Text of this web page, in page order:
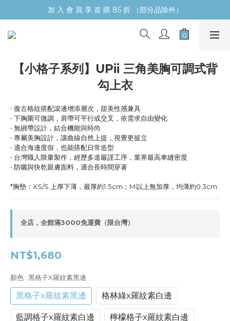
加 入 會 員 享 首 購 85 折 （部分品除外）
【小格子系列】UPii 三角美胸可調式背
勾上衣
‧ 復古格紋搭配滾邊增添層次，甜美性感兼具
‧ 下胸圍可微調，肩帶可平行或交叉，依需求自由變化
‧ 無綁帶設計，結合機能與時尚
‧ 專屬美胸設計，讓曲線自然上提，視覺更挺立
‧ 適合海邊度假，也能搭配日常造型
‧ 台灣職人限量製作，經歷多道嚴謹工序，業界最高車縫密度
‧ 防曬與快乾親膚面料，適合長時間穿著
*胸墊：XS/S 上厚下薄，最厚約1.5cm；M以上無加厚，均薄約0.3cm
全店，全館滿3000免運費（限台灣）
NT$1,680
顏色 : 黑格子x羅紋素黑邊
黑格子x羅紋素黑邊 格林綠x羅紋素白邊
藍調格子x羅紋素白邊 檸檬格子x羅紋素白邊